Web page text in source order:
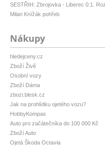
SESTŘIH: Zbrojovka - Liberec 0:1.
Milan Knížák pohřeb
Nákupy
hledejceny.cz
Zboží Živě
Osobní vozy
Zboží Dáma
zbozi.blesk.cz
Jak na prohlídku ojetého vozu?
HobbyKompas
Auto pro začátečníka do 100 000 Kč
Zboží Auto
Ojetá Škoda Octavia